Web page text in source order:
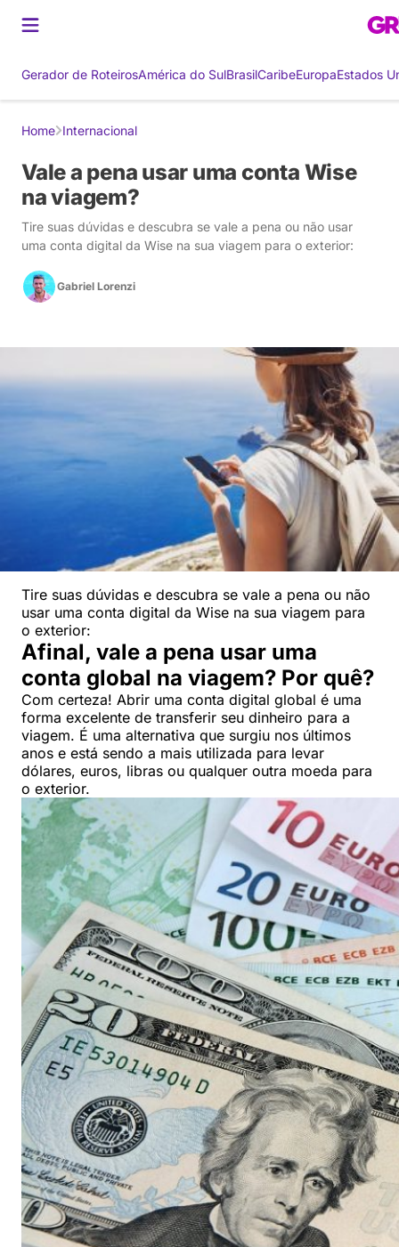
Gerador de RoteirosAmérica do SulBrasilCaribeEuropaEstados
Home Internacional
Vale a pena usar uma conta Wise
na viagem?
Tire suas dúvidas e descubra se vale a pena ou não usar
uma conta digital da Wise na sua viagem para o exterior:
Gabriel Lorenzi
Tire suas dúvidas e descubra se vale a pena ou não
usar uma conta digital da Wise na sua viagem para
o exterior:
Afinal, vale a pena usar uma
conta global na viagem? Por quê?
Com certeza! Abrir uma conta digital global é uma
forma excelente de transferir seu dinheiro para a
viagem. É uma alternativa que surgiu nos últimos
anos e está sendo a mais utilizada para levar
dólares, euros, libras ou qualquer outra moeda para
o exterior.